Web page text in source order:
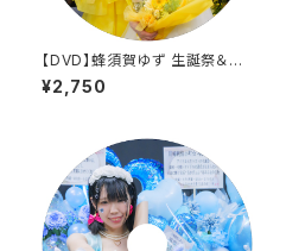
【DVD】蜂須賀ゆず 生誕祭＆卒
業ライブ
¥2,750